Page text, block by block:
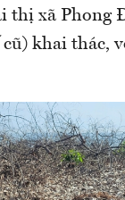
thị xã Phong
khai thác,